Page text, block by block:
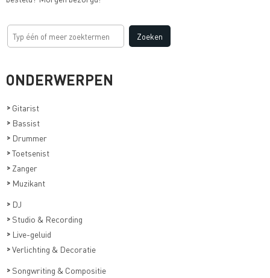
ONDERWERPEN
> Gitarist
> Bassist
> Drummer
>Toetsenist
> Zanger
> Muzikant
> DJ
> Studio & Recording
> Live-geluid
>Verlichting & Decoratie
> Songwriting & Compositie